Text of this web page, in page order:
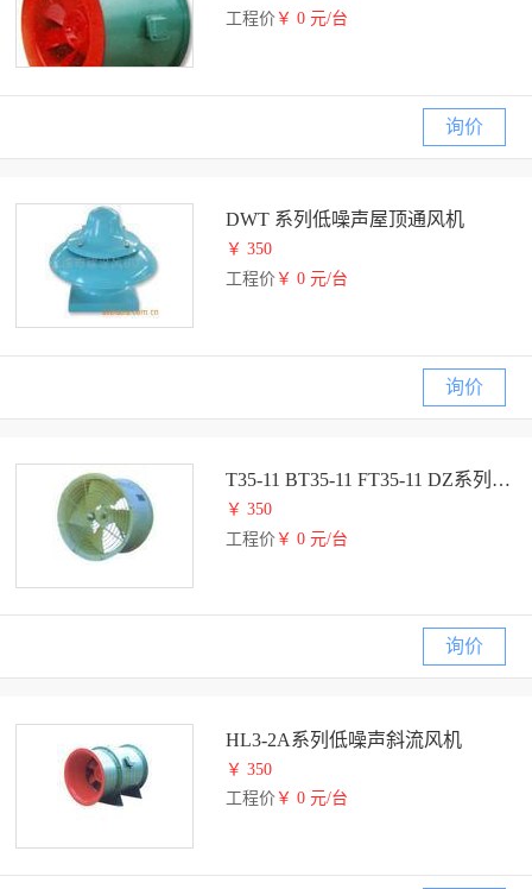
工程价 ￥ 0 元/台
询价
DWT 系列低噪声屋顶通风机
￥ 350
工程价 ￥ 0 元/台
询价
T35-11 BT35-11 FT35-11 DZ系列轴流风机
￥ 350
工程价 ￥ 0 元/台
询价
HL3-2A系列低噪声斜流风机
￥ 350
工程价 ￥ 0 元/台